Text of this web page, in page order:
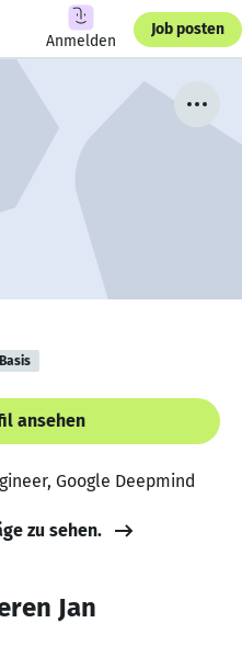
Anmelden
Job posten
Basis
ansehen
Google Deepmind
zu sehen.
Jan